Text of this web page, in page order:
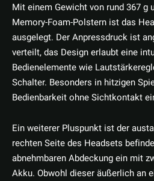
Mit einem Gewicht von rund 367 g
Memory-Foam-Polstern ist das
ausgelegt. Der Anpressdruck ist
verteilt, das Design erlaubt eine
Bedienelemente wie
Schalter. Besonders in hitzigen
Bedienbarkeit ohne Sichtkontakt
Ein weiterer Pluspunkt ist der
rechten Seite des Headsets
abnehmbaren Abdeckung ein mit
Akku. Obwohl dieser äußerlich an